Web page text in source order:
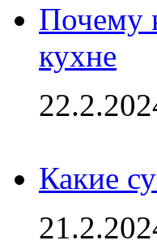
Почему
кухне
Какие